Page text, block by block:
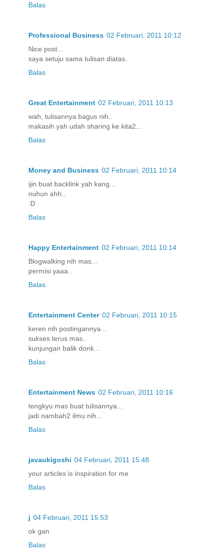
Balas
Professional Business 02 Februari, 2011 10:12
Nice post...
saya setuju sama tulisan diatas..
Balas
Great Entertainment 02 Februari, 2011 10:13
wah, tulisannya bagus nih..
makasih yah udah sharing ke kita2...
Balas
Money and Business 02 Februari, 2011 10:14
ijin buat backlink yah kang...
nuhun ahh..
:D
Balas
Happy Entertainment 02 Februari, 2011 10:14
Blogwalking nih mas...
permisi yaaa..
Balas
Entertainment Center 02 Februari, 2011 10:15
keren nih postingannya...
sukses terus mas..
kunjungan balik donk...
Balas
Entertainment News 02 Februari, 2011 10:16
tengkyu mas buat tulisannya...
jadi nambah2 ilmu nih...
Balas
javaukigoshi 04 Februari, 2011 15:48
your articles is inspiration for me
Balas
j 04 Februari, 2011 15:53
ok gan
Balas